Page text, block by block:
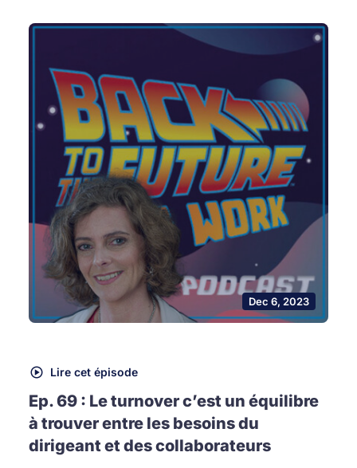
Dec 6, 2023
Lire cet épisode
Ep. 69 : Le turnover c’est un équilibre
à trouver entre les besoins du
dirigeant et des collaborateurs